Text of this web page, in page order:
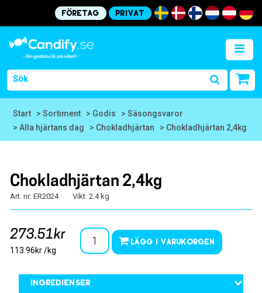
Företag Privat
Start > Sortiment > Godis
> Säsongsvaror
> Alla hjärtans dag
> Chokladhjärtan > Chokladhjärtan 2,4kg
Chokladhjärtan 2,4kg
Art. nr: ER2024 Vikt: 2.4 kg
273.51kr
113.96kr /kg
Lägg i varukorgen
Ingredienser